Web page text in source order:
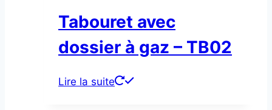
Tabouret avec
dossier à gaz – TB02
Lire la suite